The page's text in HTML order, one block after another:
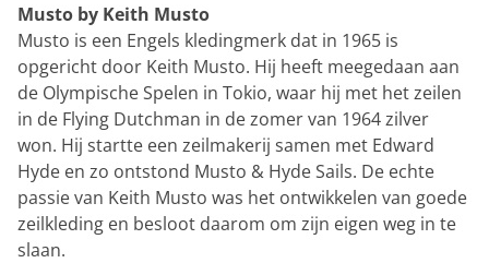
Musto by Keith Musto
Musto is een Engels kledingmerk dat in 1965 is
opgericht door Keith Musto. Hij heeft meegedaan aan
de Olympische Spelen in Tokio, waar hij met het zeilen
in de Flying Dutchman in de zomer van 1964 zilver
won. Hij startte een zeilmakerij samen met Edward
Hyde en zo ontstond Musto & Hyde Sails. De echte
passie van Keith Musto was het ontwikkelen van goede
zeilkleding en besloot daarom om zijn eigen weg in te
slaan.